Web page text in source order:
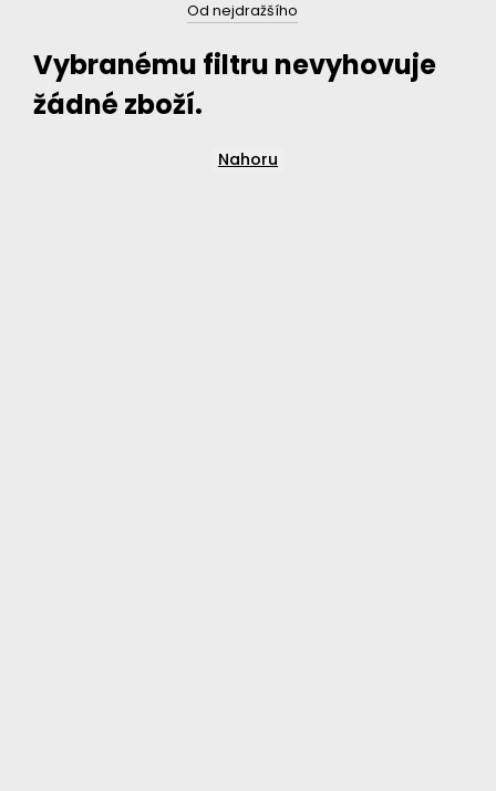
Od nejdražšího
Vybranému filtru nevyhovuje
žádné zboží.
Nahoru